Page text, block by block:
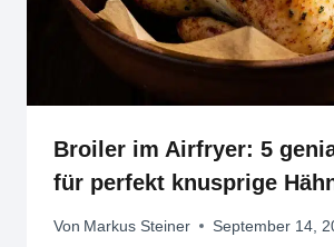
Broiler im Airfryer: 5
für perfekt knusprige
Von Markus Steiner September 14,